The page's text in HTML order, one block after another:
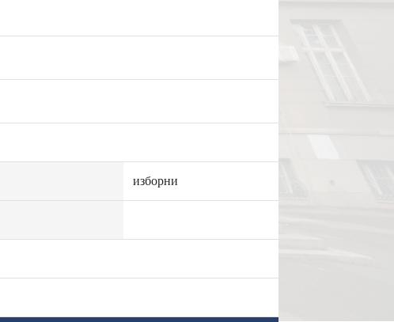
изборни